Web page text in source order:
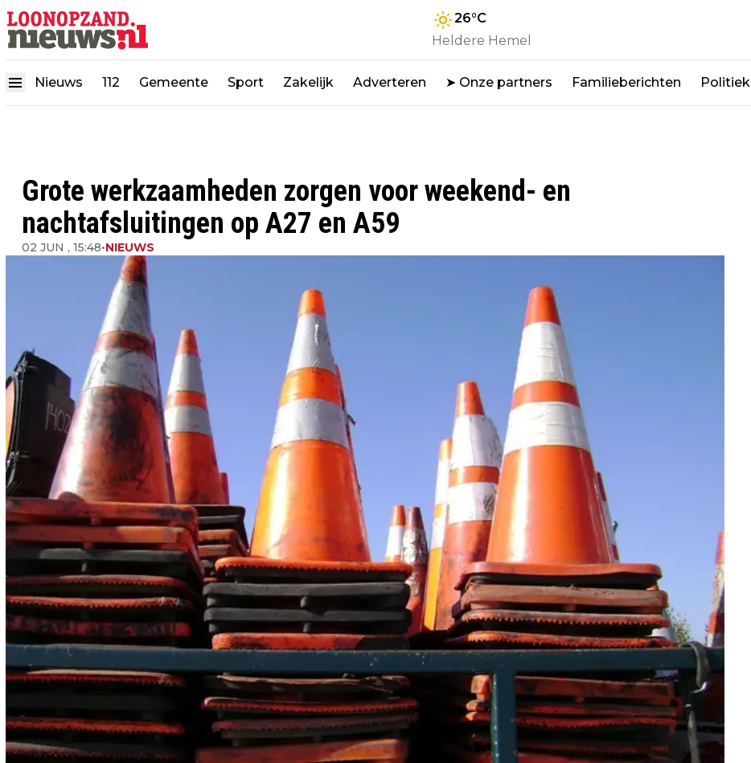
26°C
Heldere Hemel
Nieuws 112 Gemeente Sport Zakelijk Adverteren ➤ Onze partners Familieberichten Politiek
Grote werkzaamheden zorgen voor weekend- en
nachtafsluitingen op A27 en A59
02 JUN , 15:48•NIEUWS